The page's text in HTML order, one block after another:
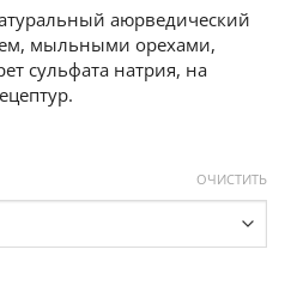
аюрведический
мыльными орехами,
сульфата натрия, на
ОЧИСТИТЬ